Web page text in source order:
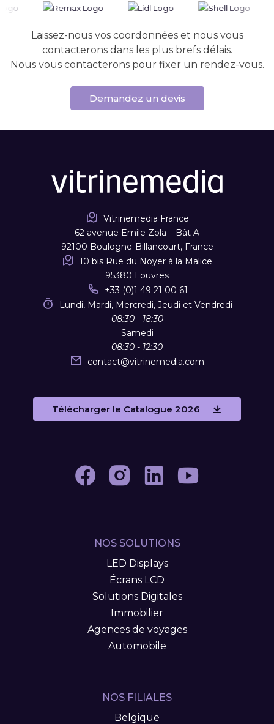
Laissez-nous vos coordonnées et nous vous
contacterons dans les plus brefs délais.
Nous vous contacterons pour fixer un rendez-vous.
Demandez un devis
Vitrinemedia France
62 avenue Emile Zola – Bât A
92100 Boulogne-Billancourt, France
10 bis Rue du Noyer à la Malice
95380 Louvres
+33 (0)1 49 21 00 61
Lundi, Mardi, Mercredi, Jeudi et Vendredi
08:30 - 18:30
Samedi
08:30 - 12:30
contact@vitrinemedia.com
Télécharger le Catalogue 2026
NOS SOLUTIONS
LED Displays
Écrans LCD
Solutions Digitales
Immobilier
Agences de voyages
Automobile
NOS FILIALES
Belgique